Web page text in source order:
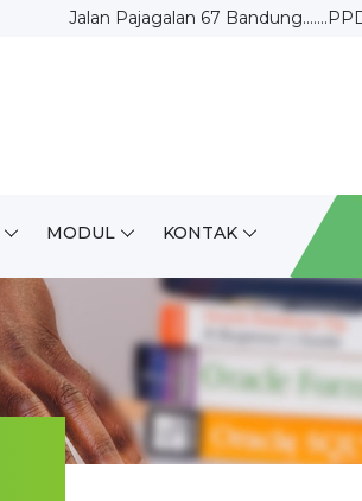
Jalan Pajagalan 67
MODUL KONTAK